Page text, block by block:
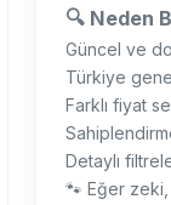
🔍 Neden
Güncel ve
Türkiye
Farklı fiyat
Detaylı
🐾 Eğer zeki,